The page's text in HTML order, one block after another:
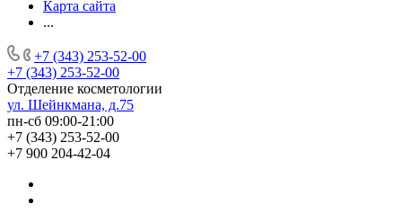
Карта сайта
...
+7 (343) 253-52-00
+7 (343) 253-52-00
Отделение косметологии
ул. Шейнкмана, д.75
пн-сб 09:00-21:00
+7 (343) 253-52-00
+7 900 204-42-04